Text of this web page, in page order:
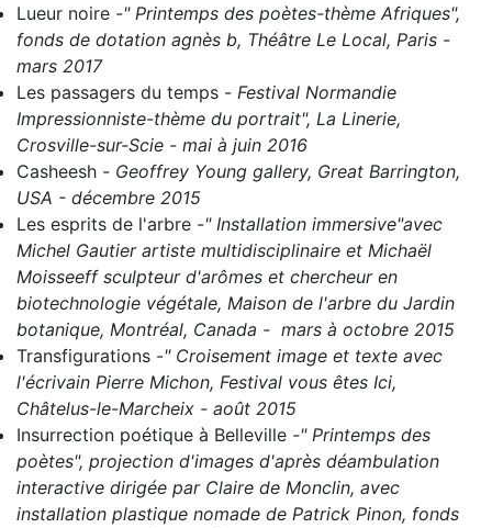
Lueur noire -" Printemps des poètes-thème Afriques",
fonds de dotation agnès b, Théâtre Le Local, Paris -
mars 2017
Les passagers du temps - Festival Normandie
Impressionniste-thème du portrait", La Linerie,
Crosville-sur-Scie - mai à juin 2016
Casheesh - Geoffrey Young gallery, Great Barrington,
USA - décembre 2015
Les esprits de l'arbre -" Installation immersive"avec
Michel Gautier artiste multidisciplinaire et Michaël
Moisseeff sculpteur d'arômes et chercheur en
biotechnologie végétale, Maison de l'arbre du Jardin
botanique, Montréal, Canada - mars à octobre 2015
Transfigurations -" Croisement image et texte avec
l'écrivain Pierre Michon, Festival vous êtes Ici,
Châtelus-le-Marcheix - août 2015
Insurrection poétique à Belleville -" Printemps des
poètes", projection d'images d'après déambulation
interactive dirigée par Claire de Monclin, avec
installation plastique nomade de Patrick Pinon, fonds